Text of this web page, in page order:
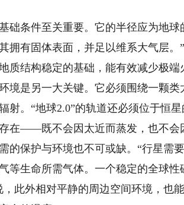
条件至关重要。它的半径应为地球
拥有固体表面，并足以维系大气层
质结构稳定的基础，能有效减少极端
是另一大关键。它必须围绕一颗类
射。“地球2.0”的轨道还必须位于恒
在——既不会因太近而蒸发，也不会
保护与环境也不可或缺。“行星需
等生命所需气体。一个稳定的全球
，此外相对平静的周边空间环境，也